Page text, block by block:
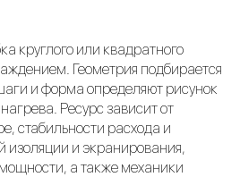
круглого или квадратного
Геометрия подбирается
и форма определяют рисунок
Ресурс зависит от
стабильности расхода и
изоляции и экранирования,
а также механики